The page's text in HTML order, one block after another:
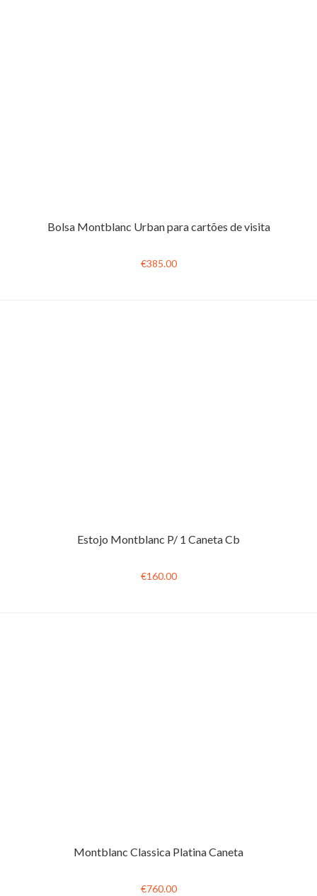
Bolsa Montblanc Urban para cartões de visita
€385.00
Estojo Montblanc P/ 1 Caneta Cb
€160.00
Montblanc Classica Platina Caneta
€760.00